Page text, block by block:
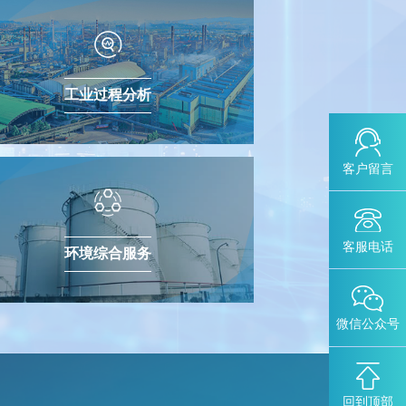
客户留言
客服电话
微信公众号
回到顶部
工业过程分析
环境综合服务